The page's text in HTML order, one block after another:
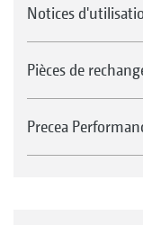
Notices
Pièces de
Precea